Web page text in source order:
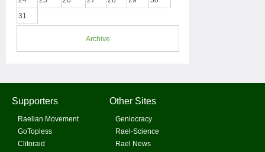
31
Archive
Supporters
Raelian Movement
GoTopless
Clitoraid
Other Sites
Geniocracy
Rael-Science
Rael News